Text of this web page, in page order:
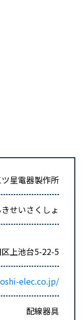
星電器製作所
せいさくしょ
上池台5-22-5
elec.co.jp/
配線器具